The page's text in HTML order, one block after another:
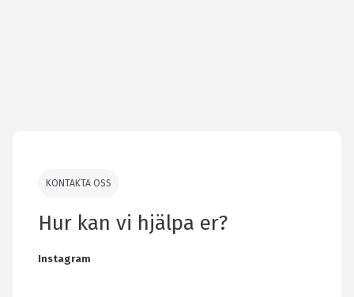
KONTAKTA OSS
Hur kan vi hjälpa er?
Instagram